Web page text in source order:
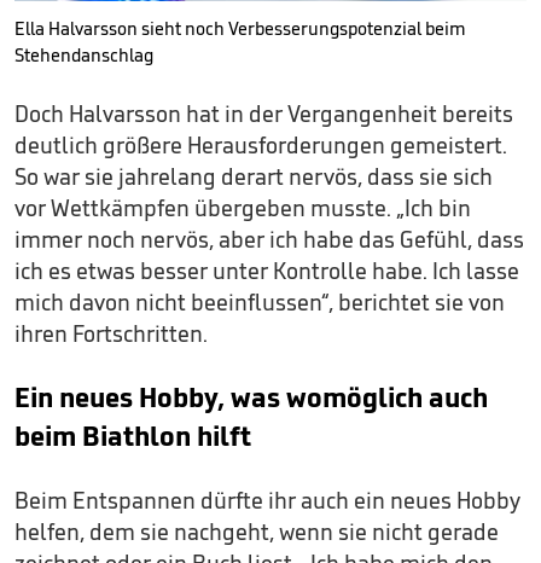
Ella Halvarsson sieht noch Verbesserungspotenzial beim
Stehendanschlag
Doch Halvarsson hat in der Vergangenheit bereits
deutlich größere Herausforderungen gemeistert.
So war sie jahrelang derart nervös, dass sie sich
vor Wettkämpfen übergeben musste. „Ich bin
immer noch nervös, aber ich habe das Gefühl, dass
ich es etwas besser unter Kontrolle habe. Ich lasse
mich davon nicht beeinflussen“, berichtet sie von
ihren Fortschritten.
Ein neues Hobby, was womöglich auch
beim Biathlon hilft
Beim Entspannen dürfte ihr auch ein neues Hobby
helfen, dem sie nachgeht, wenn sie nicht gerade